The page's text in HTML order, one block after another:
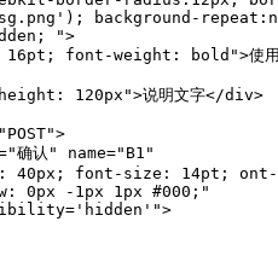
background-
">
font-weight: bold">使用
120px">说明文字</div>
认" name="B1"
40px; font-size: 14pt;
0px -1px 1px #000;"